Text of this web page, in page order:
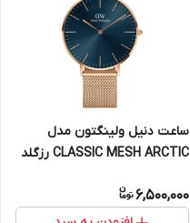
ساعت دنیل ولینگتون مدل
CLASSIC MESH ARCTIC رزگلد
6,500,000